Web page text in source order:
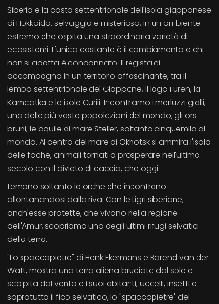
Siberia e la costa settentrionale dell'isola giapponese
di Hokkaido: selvaggio e misterioso, in un ambiente
estremo che ospita una straordinaria varietà di
ecosistemi. L'unica costante è il cambiamento e chi
non si adatta è condannato. Il regista ci
accompagna in un territorio affascinante, tra il
lembo settentrionale del Giappone, il lago Furen, la
Kamcatka e le isole Curili. Incontriamo i merluzzi gialli,
una delle più vaste popolazioni del mondo, gli orsi
bruni, le aquile di mare Steller, soltanto cinquemila al
mondo. Al centro del mare di Okhotsk si ammira l'isola
delle foche, animali tornati a prosperare nell'ultimo
secolo con il divieto di caccia, che oggi
temono soltanto le orche che incontrano
allontanandosi dalla riva. Con le tigri siberiane,
anch'esse protette, che vivono nella regione
dell'Amur, scopriamo uno degli ultimi rifugi selvatici
della terra.
"Lo spaccapietre" di Henk Ekermans e Barend van der
Watt, mostra una terra aliena bruciata dal sole e
scolpita dal vento e i suoi abitanti, uccelli, insetti e
sopratutto il fico selvatico, lo "spaccapietre" del